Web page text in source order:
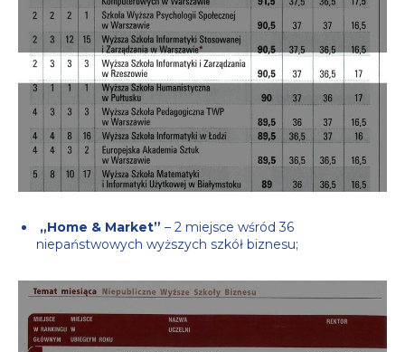
„Home & Market” – 2 miejsce wśród 36
niepaństwowych wyższych szkół biznesu;